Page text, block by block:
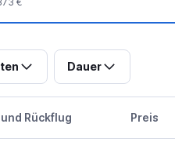
Dauer
Rückflug Preis